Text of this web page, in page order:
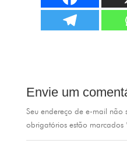
Envie um
Seu endereço de e-mail não
obrigatórios estão marcados